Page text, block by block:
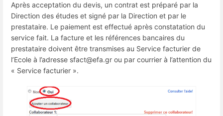
Après acceptation du devis, un contrat est préparé par la
Direction des études et signé par la Direction et par le
prestataire. Le paiement est effectué après constatation du
service fait. La facture et les références bancaires du
prestataire doivent être transmises au Service facturier de
l’Ecole à l’adresse sfact@efa.gr ou par courrier à l’attention du
« Service facturier ».